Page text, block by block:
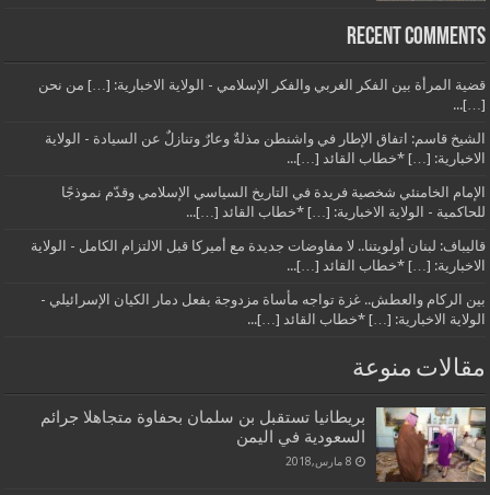
Recent Comments
قضية المرأة بين الفكر الغربي والفكر الإسلامي - الولاية الاخبارية: […] من نحن
[…]...
الشيخ قاسم: اتفاق الإطار في واشنطن مذلةٌ وعارٌ وتنازلٌ عن السيادة - الولاية
الاخبارية: […] *خطاب القائد […]...
الإمام الخامنئي شخصية فريدة في التاريخ السياسي الإسلامي وقدّم نموذجًا
للحاكمية - الولاية الاخبارية: […] *خطاب القائد […]...
قاليباف: لبنان أولويتنا.. لا مفاوضات جديدة مع أميركا قبل الالتزام الكامل - الولاية
الاخبارية: […] *خطاب القائد […]...
بين الركام والعطش.. غزة تواجه مأساة مزدوجة بفعل دمار الكيان الإسرائيلي -
الولاية الاخبارية: […] *خطاب القائد […]...
مقالات منوعة
بريطانيا تستقبل بن سلمان بحفاوة متجاهلا جرائم
السعودية في اليمن
8 مارس,2018